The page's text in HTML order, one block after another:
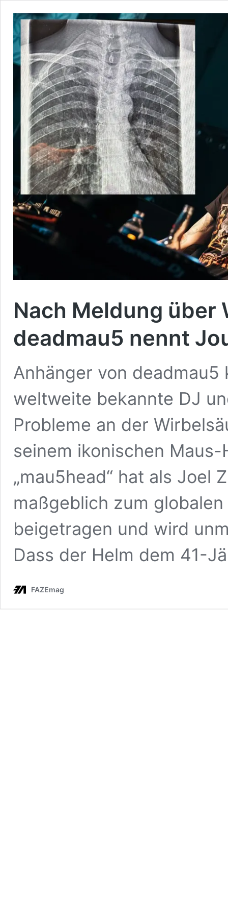
Nach Meldung
deadmau5 nennt
Anhänger von
weltweite bekannte DJ
Probleme an der
seinem ikonischen
„mau5head“ hat als Joel
maßgeblich zum
beigetragen und wird
Dass der Helm dem 41-
FAZEmag